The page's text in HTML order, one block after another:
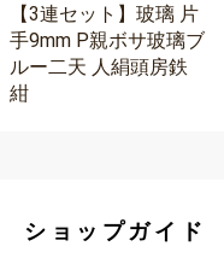
【3連セット】玻璃 片
手9mm P親ボサ玻璃ブ
ルー二天 人絹頭房鉄
紺
ショップガイド